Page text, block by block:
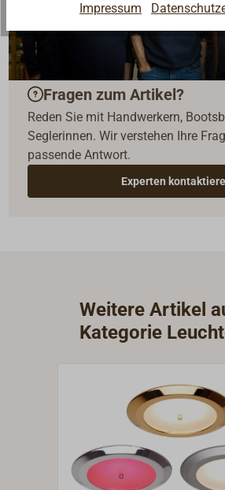
Fragen zum Artikel?
Reden Sie mit Handwerkern,
Seglerinnen. Wir verstehen Ihre
passende Antwort.
Experten
Weitere Artikel
Kategorie
Impressum